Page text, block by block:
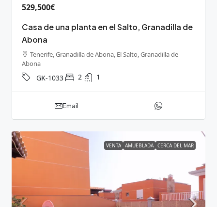
529,500€
Casa de una planta en el Salto, Granadilla de
Abona
Tenerife, Granadilla de Abona, El Salto, Granadilla de
Abona
GK-1033 2 1
Email
VENTA AMUEBLADA CERCA DEL MAR